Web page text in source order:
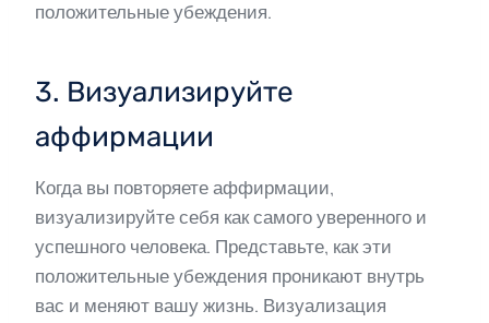
положительные убеждения.
3. Визуализируйте
аффирмации
Когда вы повторяете аффирмации,
визуализируйте себя как самого уверенного и
успешного человека. Представьте, как эти
положительные убеждения проникают внутрь
вас и меняют вашу жизнь. Визуализация